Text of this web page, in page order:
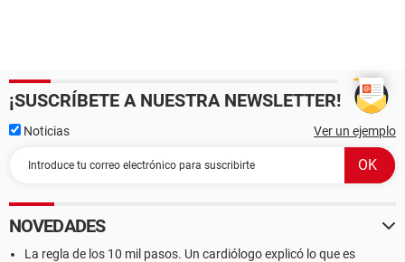
¡SUSCRÍBETE A NUESTRA NEWSLETTER!
Noticias Ver un ejemplo
NOVEDADES
La regla de los 10 mil pasos. Un cardiólogo explicó lo que es